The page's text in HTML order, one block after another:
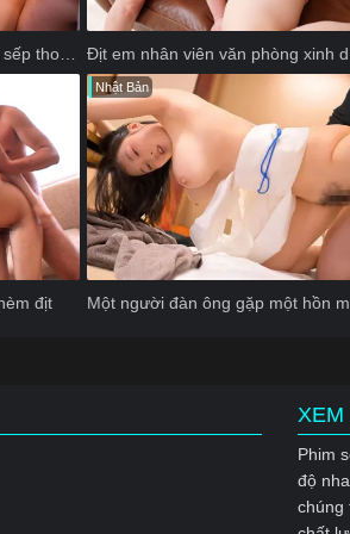
Chồng bỏ bê, vợ đành nhờ sếp thoả mãn cơn nứng
địt
Nhật Bản
XEM
Phim
độ
chúng